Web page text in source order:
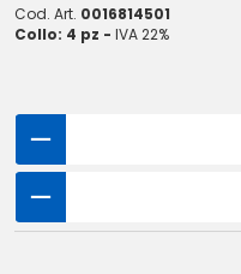
Cod. Art. 0016814501
Collo: 4 pz - IVA 22%